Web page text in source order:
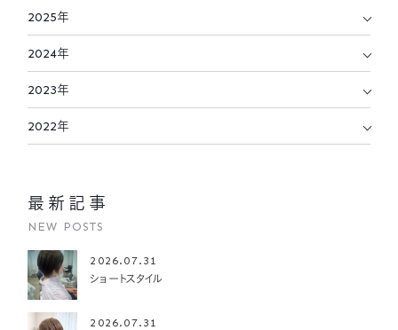
2025年
2024年
2023年
2022年
最新記事
NEW POSTS
2026.07.31
ショートスタイル
2026.07.31